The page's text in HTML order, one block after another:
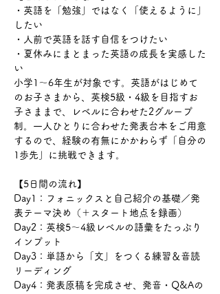
・英語を「勉強」ではなく「使えるように」
したい
・人前で英語を話す自信をつけたい
・夏休みにまとまった英語の成長を実感した
い
小学1〜6年生が対象です。英語がはじめて
のお子さまから、英検5級・4級を目指すお
子さままで、レベルに合わせた2グループ
制。一人ひとりに合わせた発表台本をご用意
するので、経験の有無にかかわらず「自分の
1歩先」に挑戦できます。
【5日間の流れ】
Day1：フォニックスと自己紹介の基礎／発
表テーマ決め（＋スタート地点を録画）
Day2：英検5〜4級レベルの語彙をたっぷり
インプット
Day3：単語から「文」をつくる練習＆音読
リーディング
Day4：発表原稿を完成させ、発音・Q&Aの